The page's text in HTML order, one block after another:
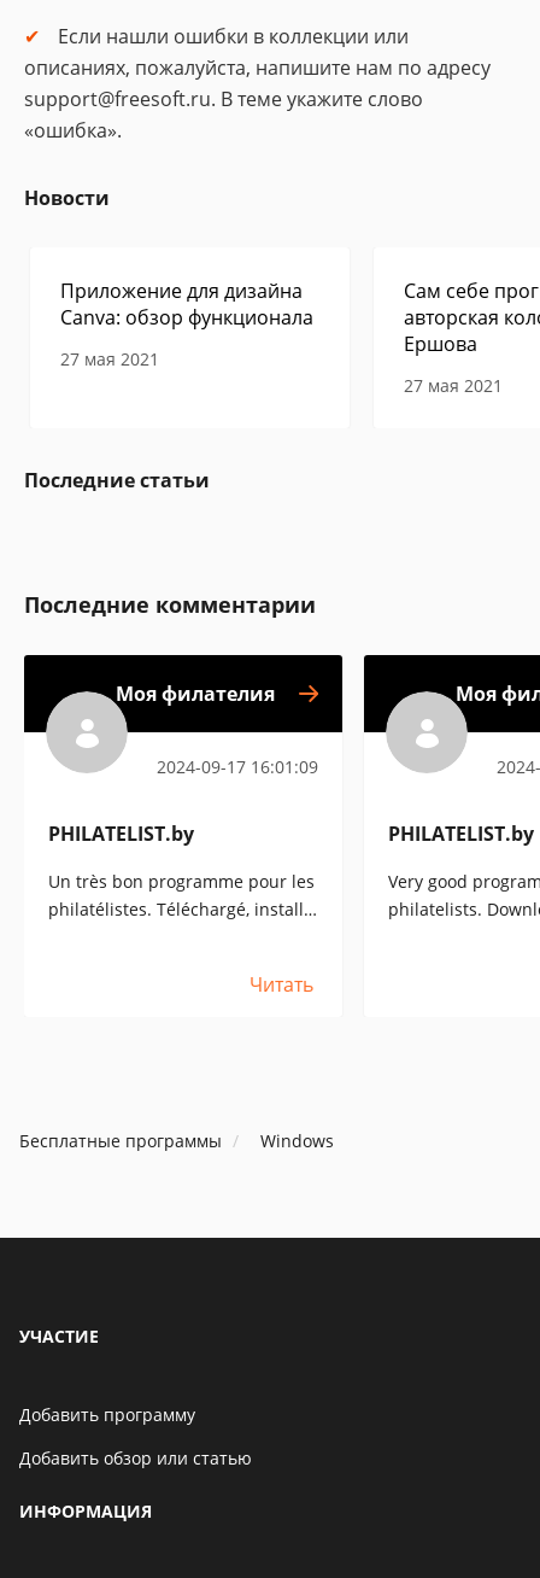
Если нашли ошибки в коллекции или
описаниях, пожалуйста, напишите нам по адресу
support@freesoft.ru. В теме укажите слово
«ошибка».
Новости
Приложение для дизайна
Canva: обзор функционала
27 мая 2021
Сам себе
авторская
Ершова
27 мая 2021
Последние статьи
Последние комментарии
Моя филателия
2024-09-17 16:01:09
PHILATELIST.by
Un très bon programme pour les
philatélistes. Téléchargé, installé
thème, année d'émission et état.
Читать
Моя
PHILATELIST.by
Very good
philatelists.
Бесплатные программы Windows
УЧАСТИЕ
Добавить программу
Добавить обзор или статью
ИНФОРМАЦИЯ